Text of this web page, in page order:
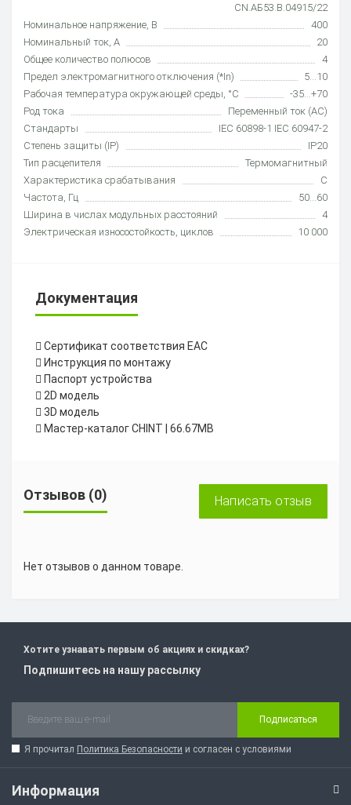
CN.АБ53.В.04915/22
Номинальное напряжение, В
400
Номинальный ток, А
20
Общее количество полюсов
4
Предел электромагнитного отключения (*In)
5...10
Рабочая температура окружающей среды, °C
-35…+70
Род тока
Переменный ток (AC)
Стандарты
IEC 60898-1 IEC 60947-2
Степень защиты (IP)
IP20
Тип расцепителя
Термомагнитный
Характеристика срабатывания
C
Частота, Гц
50...60
Ширина в числах модульных расстояний
4
Электрическая износостойкость, циклов
10 000
Документация
Cертификат соответствия ЕАС
Инструкция по монтажу
Паспорт устройства
2D модель
3D модель
Мастер-каталог CHINT | 66.67MB
Отзывов (0) Написать отзыв
Нет отзывов о данном товаре.
Хотите узнавать первым об акциях и скидках?
Подпишитесь на нашу рассылку
Подписаться
Я прочитал Политика Безопасности и согласен с условиями
Информация